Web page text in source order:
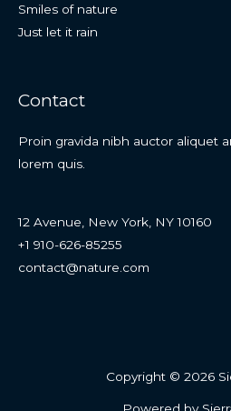
Smiles of nature
Just let it rain
Contact
Proin gravida nibh auctor aliquet
lorem quis.
12 Avenue, New York, NY 10160
+1 910-626-85255
contact@nature.com
Copyright © 2026
Powered by